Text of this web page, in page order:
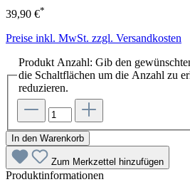
39,90 €*
Preise inkl. MwSt. zzgl. Versandkosten
Produkt Anzahl: Gib den
die Schaltflächen um die Anzahl zu
reduzieren.
In den Warenkorb
Zum Merkzettel hinzufügen
Produktinformationen